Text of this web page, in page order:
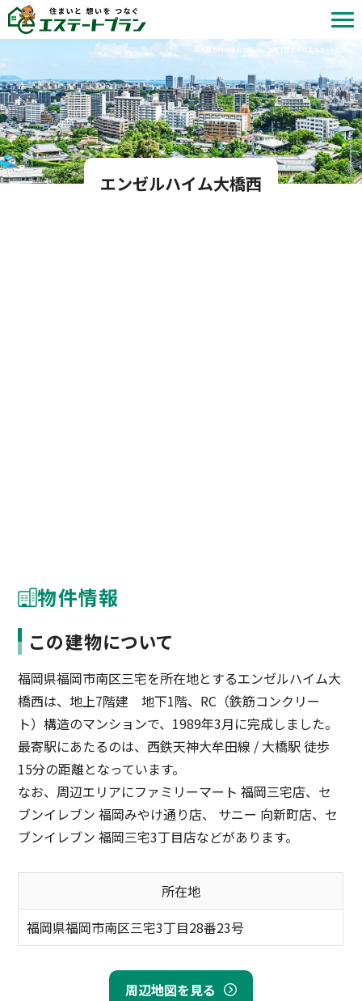
北九州市内の中古マンション情報 | 株式会社エステートプラン
エンゼルハイム大橋西
物件情報
この建物について
福岡県福岡市南区三宅を所在地とするエンゼルハイム大
橋西は、地上7階建 地下1階、RC（鉄筋コンクリー
ト）構造のマンションで、1989年3月に完成しました。
最寄駅にあたるのは、西鉄天神大牟田線 / 大橋駅 徒歩
15分の距離となっています。
なお、周辺エリアにファミリーマート 福岡三宅店、セ
ブンイレブン 福岡みやけ通り店、 サニー 向新町店、セ
ブンイレブン 福岡三宅3丁目店などがあります。
所在地
福岡県福岡市南区三宅3丁目28番23号
周辺地図を見る